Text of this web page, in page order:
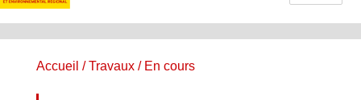
Accueil /Travaux/ En cours